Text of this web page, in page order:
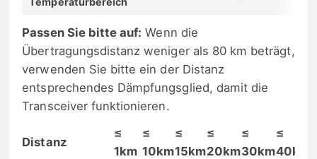
Passen Sie bitte auf: Wenn die
Übertragungsdistanz weniger als 80 km beträgt,
verwenden Sie bitte ein der Distanz
entsprechendes Dämpfungsglied, damit die
Transceiver funktionieren.
Distanz
≤
1km
≤
10km
≤
15km
≤
20km
≤
30km
≤
40km